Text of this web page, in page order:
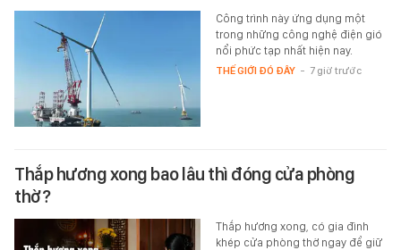
Công trình này ứng dụng một
trong những công nghệ điện gió
nổi phức tạp nhất hiện nay.
THẾ GIỚI ĐÓ ĐÂY - 7 giờ trước
Thắp hương xong bao lâu thì đóng cửa phòng
thờ?
Thắp hương xong, có gia đình
khép cửa phòng thờ ngay để giữ